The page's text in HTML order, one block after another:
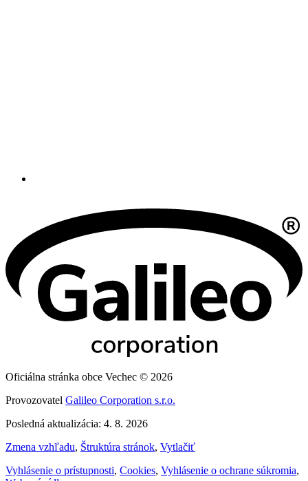
Oficiálna stránka obce Vechec © 2026
Provozovatel Galileo Corporation s.r.o.
Posledná aktualizácia: 4. 8. 2026
Zmena vzhľadu, Štruktúra stránok, Vytlačiť
Vyhlásenie o prístupnosti, Cookies, Vyhlásenie o ochrane súkromia,